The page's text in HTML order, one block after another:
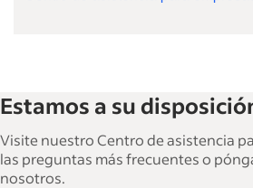
Estamos a su
Visite nuestro Centro de asistencia
las preguntas más frecuentes o
nosotros.